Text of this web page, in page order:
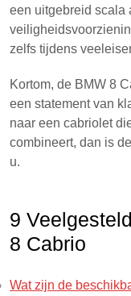
een uitgebreid scala
zelfs tijdens
Kortom, de BMW 8
een statement van
naar een cabriolet
combineert, dan is
u.
9
8 Cabrio
Wat zijn de